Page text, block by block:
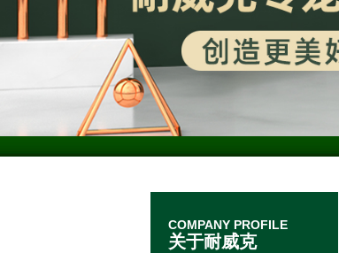
COMPANY PROFILE
关于耐威克